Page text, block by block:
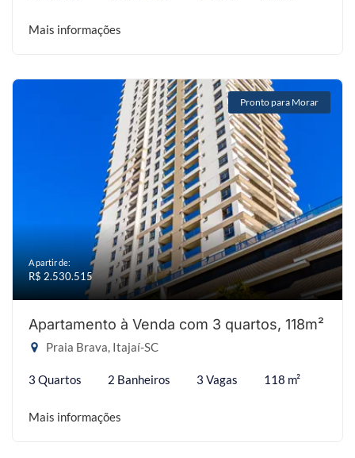
Mais informações
Pronto para Morar
A partir de:
R$ 2.530.515
Apartamento à Venda com 3 quartos, 118m²
Praia Brava, Itajaí-SC
3 Quartos 2 Banheiros 3 Vagas 118 m²
Mais informações